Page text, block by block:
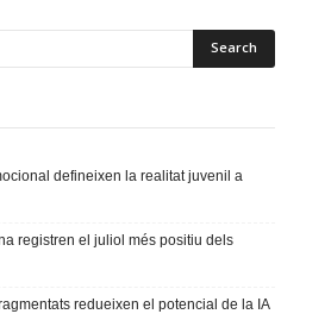
defineixen la realitat juvenil a
registren el juliol més positiu dels
redueixen el potencial de la IA